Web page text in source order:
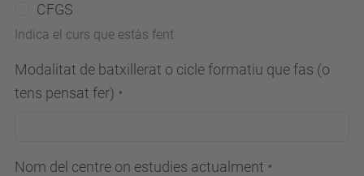
CFGS
Indica el curs que estàs fent
Modalitat de batxillerat o cicle formatiu que fas (o
tens pensat fer)
Nom del centre on estudies actualment